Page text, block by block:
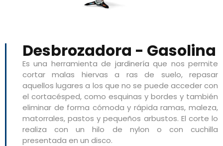
Desbrozadora - Gasolina
Es una herramienta de jardinería que nos permite
cortar malas hiervas a ras de suelo, repasar
aquellos lugares a los que no se puede acceder con
el cortacésped, como esquinas y bordes y también
eliminar de forma cómoda y rápida ramas, maleza,
matorrales, pastos y pequeños arbustos. El corte lo
realiza con un hilo de nylon o con cuchilla
presentada en un disco.